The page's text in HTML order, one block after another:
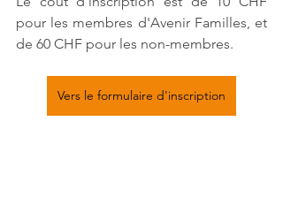
pour les membres d'Avenir Familles, et
de 60 CHF pour les non-membres.
Vers le formulaire d'inscription